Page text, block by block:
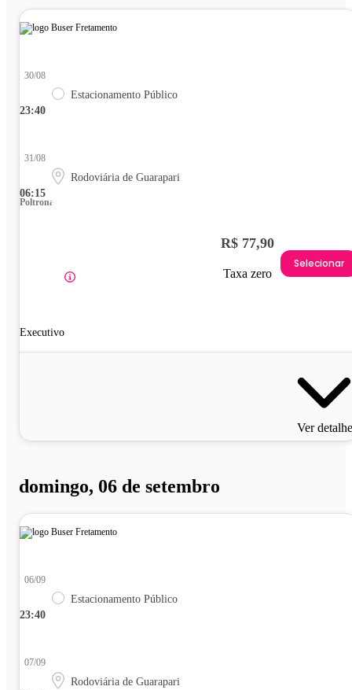
23:40
30/08
Estacionamento Público
06:15
31/08
Rodoviária de Guarapari
Poltrona
Executivo
R$ 77,90
Taxa zero
Selecionar
Ver
domingo, 06 de setembro
23:40
06/09
Estacionamento Público
07/09
Rodoviária de Guarapari